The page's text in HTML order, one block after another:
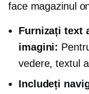
face magazinul
Furnizați text
imagini:
vedere, textul
Includeți